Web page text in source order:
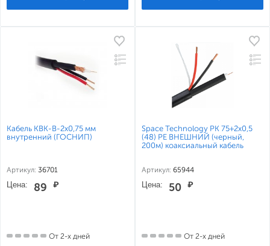
Кабель КВК-В-2х0,75 мм
внутренний (ГОСНИП)
Артикул: 36701
Цена: 89 ₽
От 2-х дней
Space Technology РК 75+2х0,5
(48) PE ВНЕШНИЙ (черный,
200м) коаксиальный кабель
Артикул: 65944
Цена: 50 ₽
От 2-х дней